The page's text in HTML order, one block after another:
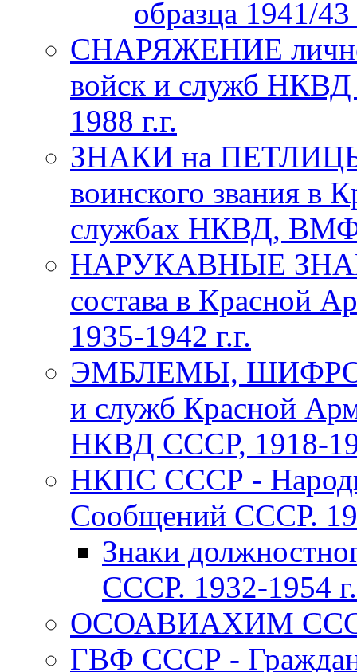
образца 1941/43
СНАРЯЖЕНИЕ
войск и служб
1988 г.г.
ЗНАКИ на
воинского звания в
службах НКВД, ВМФ
НАРУКАВНЫЕ
состава в Красной
1935-1942 г.г.
ЭМБЛЕМЫ,
и служб Красной
НКВД СССР, 1918-
НКПС СССР -
Сообщений СССР.
Знаки
СССР. 1932-1954
ОСОАВИАХИМ СССР
ГВФ СССР -